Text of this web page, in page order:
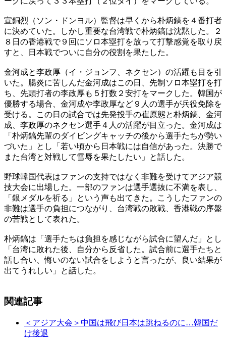
宣銅烈（ソン・ドンヨル）監督は早くから朴炳鎬を４番打者
に決めていた。しかし重要な台湾戦で朴炳鎬は沈黙した。２
８日の香港戦で９回にソロ本塁打を放って打撃感覚を取り戻
すと、日本戦でついに自分の役割を果たした。
金河成と李政厚（イ・ジョンフ、ネクセン）の活躍も目を引
いた。腸炎に苦しんだ金河成はこの日、先制ソロ本塁打を打
ち、先頭打者の李政厚も５打数２安打をマークした。韓国が
優勝する場合、金河成や李政厚など９人の選手が兵役免除を
受ける。この日の試合では先発投手の崔原態と朴炳鎬、金河
成、李政厚のネクセン選手４人の活躍が目立った。金河成は
「朴炳鎬先輩のダイビングキャッチの後から選手たちが勢い
づいた」とし「若い頃から日本戦には自信があった。決勝で
また台湾と対戦して雪辱を果たしたい」と話した。
野球韓国代表はファンの支持ではなく非難を受けてアジア競
技大会に出場した。一部のファンは選手選抜に不満を表し、
「銀メダルを祈る」という声も出てきた。こうしたファンの
非難は選手の負担につながり、台湾戦の敗戦、香港戦の序盤
の苦戦として表れた。
朴炳鎬は「選手たちは負担を感じながら試合に望んだ」とし
「台湾に敗れた後、自分から反省した。試合前に選手たちと
話し合い、悔いのない試合をしようと言ったが、良い結果が
出てうれしい」と話した。
関連記事
＜アジア大会＞中国は飛び日本は跳ねるのに…韓国だ
け後退